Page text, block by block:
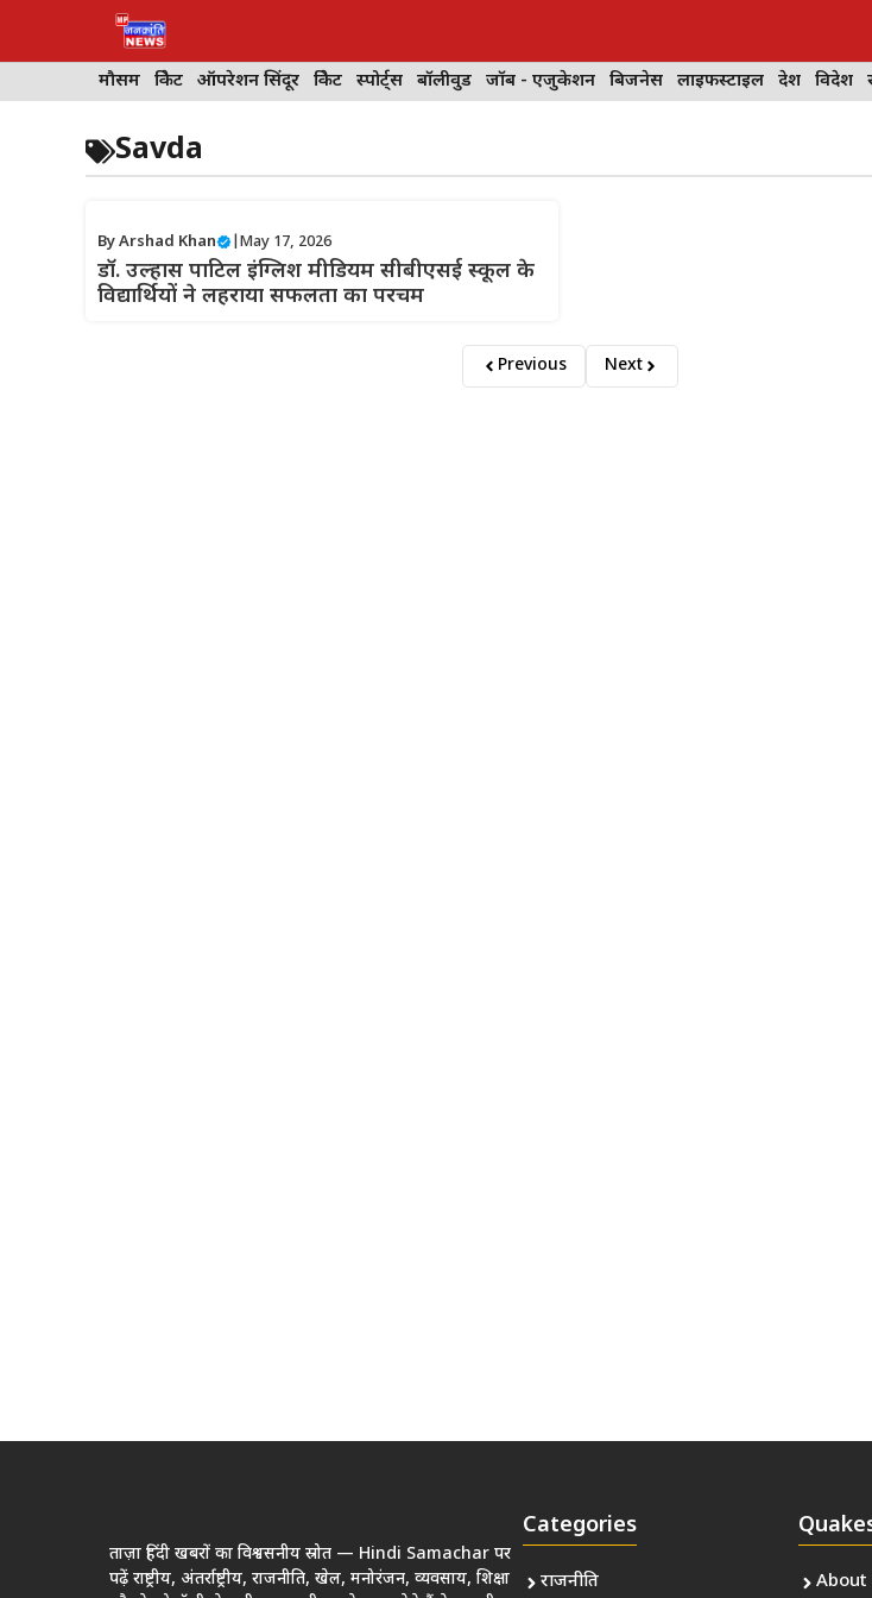
मौसम क्रिकेट ऑपरेशन सिंदूर क्रिकेट स्पोर्ट्स बॉलीवुड जॉब - एजुकेशन बिजनेस लाइफस्टाइल देश विदेश
Savda
ByArshad Khan May 17, 2026
डॉ. उल्हास पाटिल इंग्लिश मीडियम सीबीएसई स्कूल के
विद्यार्थियों ने लहराया सफलता का परचम
Previous Next
ताज़ा हिंदी खबरों का विश्वसनीय स्रोत — Hindi Samachar पर
पढ़ें राष्ट्रीय, अंतर्राष्ट्रीय, राजनीति, खेल, मनोरंजन, व्यवसाय, शिक्षा
Categories
राजनीति About